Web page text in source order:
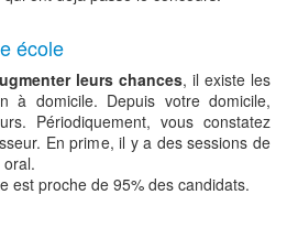
école
leurs chances, il existe les
à domicile. Depuis votre domicile,
Périodiquement, vous constatez
En prime, il y a des sessions de
est proche de 95% des candidats.